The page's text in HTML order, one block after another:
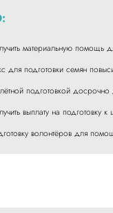
материальную помощь
для подготовки семян
подготовкой
выплату на подготовку
волонтёров для